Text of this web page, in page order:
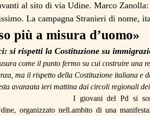
al sito di via Udine. Marco Zanolla:
La campagna Stranieri di nome,
più a misura d’uomo»
si rispetti la Costituzionesu
come il punto fermo su cui costruire una
ma il rispetto della Costituzione italiana e
avanzata ieri mattina dai circoli regionali
I giovani del Pd si
organizzatonell.ambito di una